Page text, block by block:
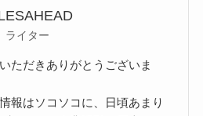
ライター
ただきありがとうございま
報はソコソコに、日頃あまり